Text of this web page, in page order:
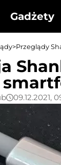
Gadżety
>Przeglądy
09.12.2021,